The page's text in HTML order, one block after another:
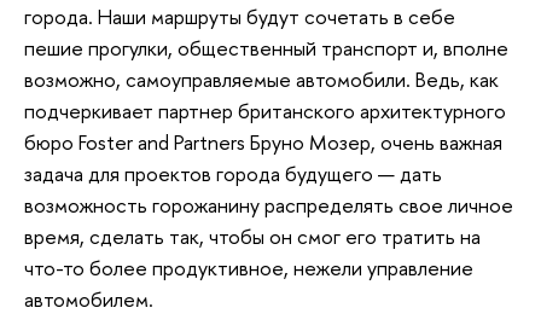
города. Наши маршруты будут сочетать в себе
пешие прогулки, общественный транспорт и, вполне
возможно, самоуправляемые автомобили. Ведь, как
подчеркивает партнер британского архитектурного
бюро Foster and Partners Бруно Мозер, очень важная
задача для проектов города будущего — дать
возможность горожанину распределять свое личное
время, сделать так, чтобы он смог его тратить на
что-то более продуктивное, нежели управление
автомобилем.